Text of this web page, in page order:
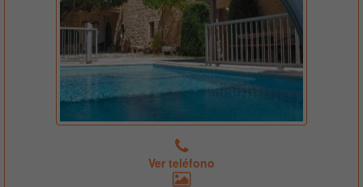
Ver teléfono